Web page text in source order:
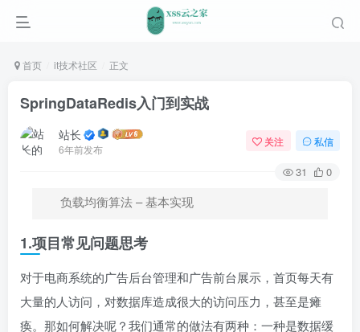
首页 it技术社区 正文
SpringDataRedis入门到实战
站长
6年前发布
关注 私信
31 0
负载均衡算法 – 基本实现
1.项目常见问题思考
对于电商系统的广告后台管理和广告前台展示，首页每天有
大量的人访问，对数据库造成很大的访问压力，甚至是瘫
痪。那如何解决呢？我们通常的做法有两种：一种是数据缓